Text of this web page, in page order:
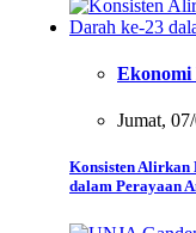
Ekonomi
Jumat,
Konsisten Alirkan
dalam Perayaan